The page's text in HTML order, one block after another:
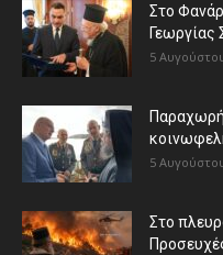
Στο
Γεωργίας
5
5
Στο